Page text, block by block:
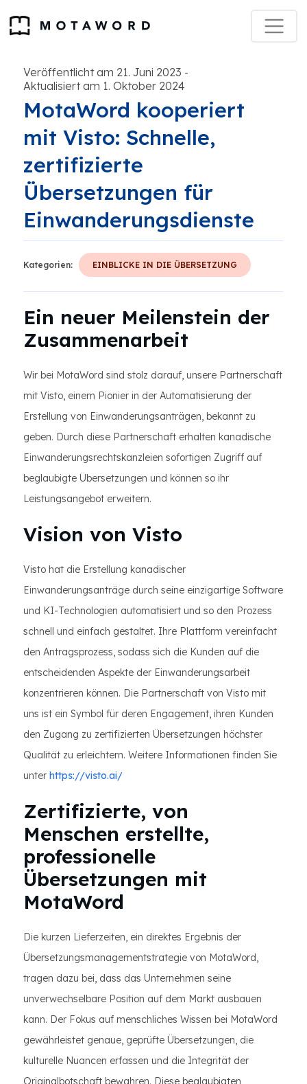
Veröffentlicht am 21. Juni 2023 -
Aktualisiert am 1. Oktober 2024
MotaWord kooperiert
mit Visto: Schnelle,
zertifizierte
Übersetzungen für
Einwanderungsdienste
Kategorien: EINBLICKE IN DIE ÜBERSETZUNG
Ein neuer Meilenstein der
Zusammenarbeit
Wir bei MotaWord sind stolz darauf, unsere Partnerschaft
mit Visto, einem Pionier in der Automatisierung der
Erstellung von Einwanderungsanträgen, bekannt zu
geben. Durch diese Partnerschaft erhalten kanadische
Einwanderungsrechtskanzleien sofortigen Zugriff auf
beglaubigte Übersetzungen und können so ihr
Leistungsangebot erweitern.
Vision von Visto
Visto hat die Erstellung kanadischer
Einwanderungsanträge durch seine einzigartige Software
und KI-Technologien automatisiert und so den Prozess
schnell und einfach gestaltet. Ihre Plattform vereinfacht
den Antragsprozess, sodass sich die Kunden auf die
entscheidenden Aspekte der Einwanderungsarbeit
konzentrieren können. Die Partnerschaft von Visto mit
uns ist ein Symbol für deren Engagement, ihren Kunden
den Zugang zu zertifizierten Übersetzungen höchster
Qualität zu erleichtern. Weitere Informationen finden Sie
unter https://visto.ai/
Zertifizierte, von
Menschen erstellte,
professionelle
Übersetzungen mit
MotaWord
Die kurzen Lieferzeiten, ein direktes Ergebnis der
Übersetzungsmanagementstrategie von MotaWord,
tragen dazu bei, dass das Unternehmen seine
unverwechselbare Position auf dem Markt ausbauen
kann. Der Fokus auf menschliches Wissen bei MotaWord
gewährleistet genaue, geprüfte Übersetzungen, die
kulturelle Nuancen erfassen und die Integrität der
Originalbotschaft bewahren. Diese beglaubigten